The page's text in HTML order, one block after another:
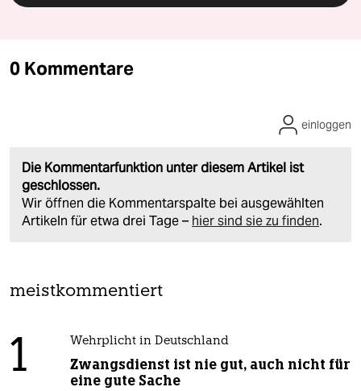
0 Kommentare
Die Kommentarfunktion unter diesem Artikel ist
geschlossen.
Wir öffnen die Kommentarspalte bei ausgewählten
Artikeln für etwa drei Tage – hier sind sie zu finden.
einloggen
meistkommentiert
1 Wehrplicht in Deutschland
Zwangsdienst ist nie gut, auch nicht für
eine gute Sache